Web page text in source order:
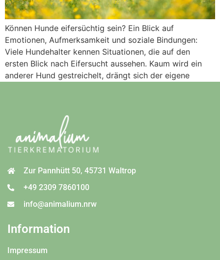
Können Hunde eifersüchtig sein? Ein Blick auf
Emotionen, Aufmerksamkeit und soziale Bindungen:
Viele Hundehalter kennen Situationen, die auf den
ersten Blick nach Eifersucht aussehen. Kaum wird ein
anderer Hund gestreichelt, drängt sich der eigene
Zur Pannhütt 50, 45731 Waltrop
+49 2309 7860100
info@animalium.nrw
Information
Impressum